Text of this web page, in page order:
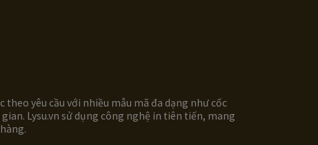
yêu cầu với nhiều mẫu mã đa dạng như cốc
Lysu.vn sử dụng công nghệ in tiên tiến, mang